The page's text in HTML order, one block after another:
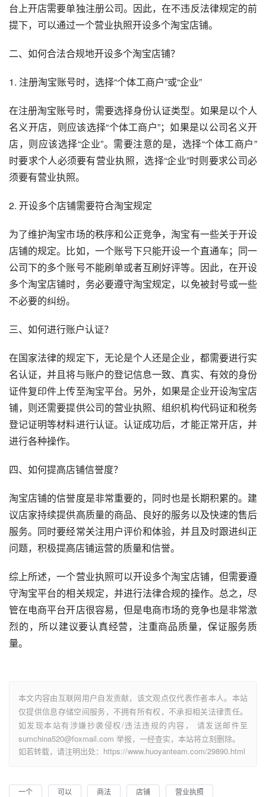
台上开店需要单独注册公司。因此，在不违反法律规定的前
提下，可以通过一个营业执照开设多个淘宝店铺。
二、如何合法合规地开设多个淘宝店铺？
1. 注册淘宝账号时，选择“个体工商户”或“企业”
在注册淘宝账号时，需要选择身份认证类型。如果是以个人
名义开店，则应该选择“个体工商户”；如果是以公司名义开
店，则应该选择“企业”。需要注意的是，选择“个体工商户”
时要求个人必须要有营业执照，选择“企业”时则要求公司必
须要有营业执照。
2. 开设多个店铺需要符合淘宝规定
为了维护淘宝市场的秩序和公正竞争，淘宝有一些关于开设
店铺的规定。比如，一个账号下只能开设一个直通车；同一
公司下的多个账号不能刷单或者互刷好评等。因此，在开设
多个淘宝店铺时，务必要遵守淘宝规定，以免被封号或一些
不必要的纠纷。
三、如何进行账户认证？
在国家法律的规定下，无论是个人还是企业，都需要进行实
名认证，并且将与账户的登记信息一致、真实、有效的身份
证件复印件上传至淘宝平台。另外，如果是企业开设淘宝店
铺，则还需要提供公司的营业执照、组织机构代码证和税务
登记证明等材料进行认证。认证成功后，才能正常开店，并
进行各种操作。
四、如何提高店铺信誉度？
淘宝店铺的信誉度是非常重要的，同时也是长期积累的。建
议店家持续提供高质量的商品、良好的服务以及快速的售后
服务。同时要经常关注用户评价和体验，并且及时跟进纠正
问题，积极提高店铺运营的质量和信誉。
综上所述，一个营业执照可以开设多个淘宝店铺，但需要遵
守淘宝平台的相关规定，并进行法律合规的操作。总之，尽
管在电商平台开店很容易，但是电商市场的竞争也是非常激
烈的，所以建议要认真经营，注重商品质量，保证服务质
量。
本文内容由互联网用户自发贡献，该文观点仅代表作者本人。本站
仅提供信息存储空间服务，不拥有所有权，不承担相关法律责任。
如发现本站有涉嫌抄袭侵权/违法违规的内容， 请发送邮件至
sumchina520@foxmail.com 举报，一经查实，本站将立刻删除。
如若转载，请注明出处：https://www.huoyanteam.com/29890.html
一个 可以 商法 店铺 营业执照